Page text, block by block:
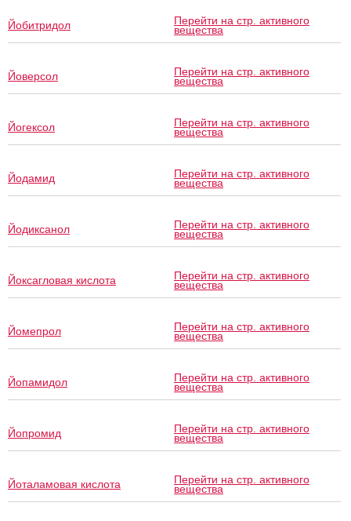
Йобитридол Перейти на стр. активного
вещества
Йоверсол Перейти на стр. активного
вещества
Йогексол Перейти на стр. активного
вещества
Йодамид Перейти на стр. активного
вещества
Йодиксанол Перейти на стр. активного
вещества
Йоксагловая кислота Перейти на стр. активного
вещества
Йомепрол Перейти на стр. активного
вещества
Йопамидол Перейти на стр. активного
вещества
Йопромид Перейти на стр. активного
вещества
Йоталамовая кислота Перейти на стр. активного
вещества